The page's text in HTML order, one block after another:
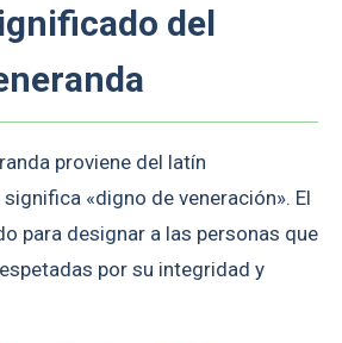
del
proviene del latín
significa «digno de veneración». El
para designar a las personas que
por su integridad y